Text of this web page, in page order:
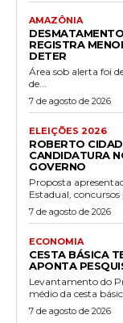
AMAZÔNIA
REGISTRA
DETER
Área sob alerta foi
de...
7 de agosto de 2026
ELEIÇÕES 2026
ROBERTO
CANDIDATURA
GOVERNO
Proposta
Estadual,
7 de agosto de 2026
ECONOMIA
CESTA BÁSICA
APONTA
Levantamento do
médio da cesta
7 de agosto de 2026